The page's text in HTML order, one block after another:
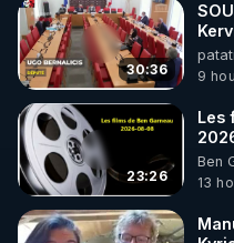
Il a même été dit
Frédéric Laroche est le
France sur les armes
Vous pourrez poser
groupe de travail sur
"Au Terrier Du Lapin
Site Web :
30:36
9
23:26
Les
Ben
13